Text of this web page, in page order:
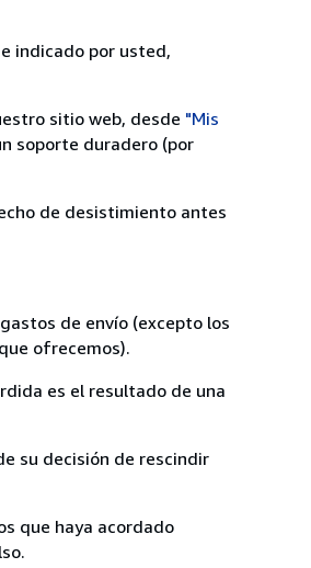
indicado por usted,
sitio web, desde "Mis
soporte duradero (por
de desistimiento antes
de envío (excepto los
ofrecemos).
es el resultado de una
su decisión de rescindir
que haya acordado